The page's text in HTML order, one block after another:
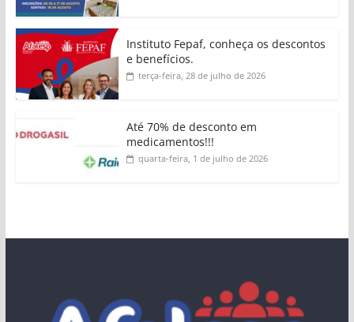
Instituto Fepaf, conheça os descontos
e benefícios.
terça-feira, 28 de julho de 2026
Até 70% de desconto em
medicamentos!!!
quarta-feira, 1 de julho de 2026